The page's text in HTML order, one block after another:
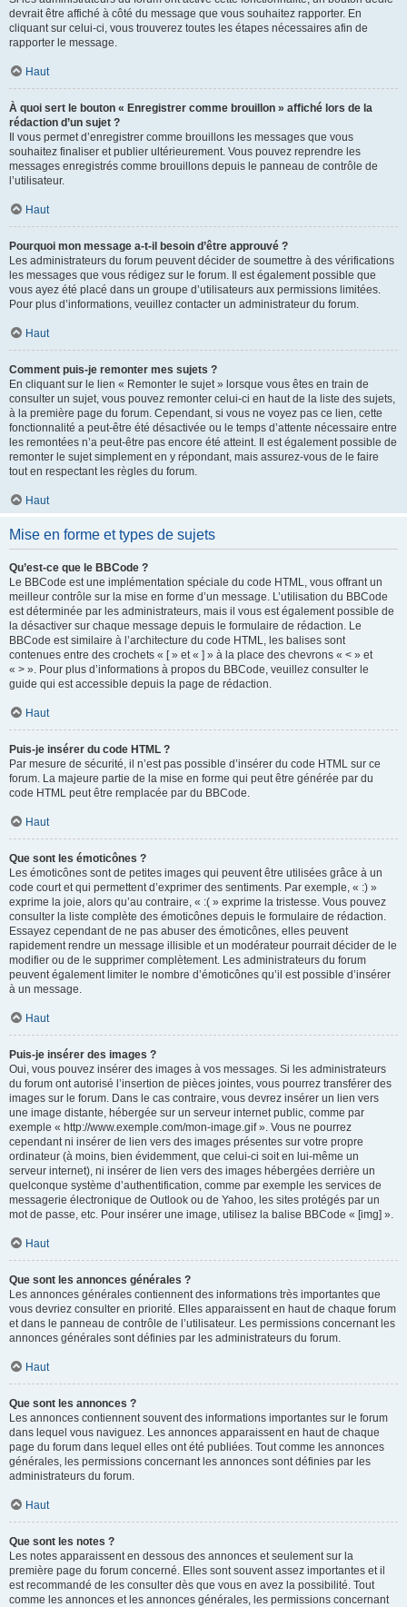
devrait être affiché à côté du message que vous souhaitez rapporter. En
cliquant sur celui-ci, vous trouverez toutes les étapes nécessaires afin de
rapporter le message.
Haut
À quoi sert le bouton « Enregistrer comme brouillon » affiché lors de la
rédaction d’un sujet ?
Il vous permet d’enregistrer comme brouillons les messages que vous
souhaitez finaliser et publier ultérieurement. Vous pouvez reprendre les
messages enregistrés comme brouillons depuis le panneau de contrôle de
l’utilisateur.
Haut
Pourquoi mon message a-t-il besoin d’être approuvé ?
Les administrateurs du forum peuvent décider de soumettre à des vérifications
les messages que vous rédigez sur le forum. Il est également possible que
vous ayez été placé dans un groupe d’utilisateurs aux permissions limitées.
Pour plus d’informations, veuillez contacter un administrateur du forum.
Haut
Comment puis-je remonter mes sujets ?
En cliquant sur le lien « Remonter le sujet » lorsque vous êtes en train de
consulter un sujet, vous pouvez remonter celui-ci en haut de la liste des sujets,
à la première page du forum. Cependant, si vous ne voyez pas ce lien, cette
fonctionnalité a peut-être été désactivée ou le temps d’attente nécessaire entre
les remontées n’a peut-être pas encore été atteint. Il est également possible de
remonter le sujet simplement en y répondant, mais assurez-vous de le faire
tout en respectant les règles du forum.
Haut
Mise en forme et types de sujets
Qu’est-ce que le BBCode ?
Le BBCode est une implémentation spéciale du code HTML, vous offrant un
meilleur contrôle sur la mise en forme d’un message. L’utilisation du BBCode
est déterminée par les administrateurs, mais il vous est également possible de
la désactiver sur chaque message depuis le formulaire de rédaction. Le
BBCode est similaire à l’architecture du code HTML, les balises sont
contenues entre des crochets « [ » et « ] » à la place des chevrons « < » et
« > ». Pour plus d’informations à propos du BBCode, veuillez consulter le
guide qui est accessible depuis la page de rédaction.
Haut
Puis-je insérer du code HTML ?
Par mesure de sécurité, il n’est pas possible d’insérer du code HTML sur ce
forum. La majeure partie de la mise en forme qui peut être générée par du
code HTML peut être remplacée par du BBCode.
Haut
Que sont les émoticônes ?
Les émoticônes sont de petites images qui peuvent être utilisées grâce à un
code court et qui permettent d’exprimer des sentiments. Par exemple, « :) »
exprime la joie, alors qu’au contraire, « :( » exprime la tristesse. Vous pouvez
consulter la liste complète des émoticônes depuis le formulaire de rédaction.
Essayez cependant de ne pas abuser des émoticônes, elles peuvent
rapidement rendre un message illisible et un modérateur pourrait décider de le
modifier ou de le supprimer complètement. Les administrateurs du forum
peuvent également limiter le nombre d’émoticônes qu’il est possible d’insérer
à un message.
Haut
Puis-je insérer des images ?
Oui, vous pouvez insérer des images à vos messages. Si les administrateurs
du forum ont autorisé l’insertion de pièces jointes, vous pourrez transférer des
images sur le forum. Dans le cas contraire, vous devrez insérer un lien vers
une image distante, hébergée sur un serveur internet public, comme par
exemple « http://www.exemple.com/mon-image.gif ». Vous ne pourrez
cependant ni insérer de lien vers des images présentes sur votre propre
ordinateur (à moins, bien évidemment, que celui-ci soit en lui-même un
serveur internet), ni insérer de lien vers des images hébergées derrière un
quelconque système d’authentification, comme par exemple les services de
messagerie électronique de Outlook ou de Yahoo, les sites protégés par un
mot de passe, etc. Pour insérer une image, utilisez la balise BBCode « [img] ».
Haut
Que sont les annonces générales ?
Les annonces générales contiennent des informations très importantes que
vous devriez consulter en priorité. Elles apparaissent en haut de chaque forum
et dans le panneau de contrôle de l’utilisateur. Les permissions concernant les
annonces générales sont définies par les administrateurs du forum.
Haut
Que sont les annonces ?
Les annonces contiennent souvent des informations importantes sur le forum
dans lequel vous naviguez. Les annonces apparaissent en haut de chaque
page du forum dans lequel elles ont été publiées. Tout comme les annonces
générales, les permissions concernant les annonces sont définies par les
administrateurs du forum.
Haut
Que sont les notes ?
Les notes apparaissent en dessous des annonces et seulement sur la
première page du forum concerné. Elles sont souvent assez importantes et il
est recommandé de les consulter dès que vous en avez la possibilité. Tout
comme les annonces et les annonces générales, les permissions concernant